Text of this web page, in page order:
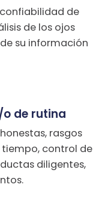
de
de los ojos
su información
de rutina
rasgos
control de
diligentes,